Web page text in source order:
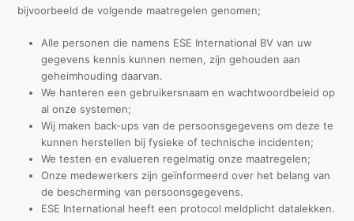
bijvoorbeeld de volgende maatregelen genomen;
Alle personen die namens ESE International BV van uw
gegevens kennis kunnen nemen, zijn gehouden aan
geheimhouding daarvan.
We hanteren een gebruikersnaam en wachtwoordbeleid op
al onze systemen;
Wij maken back-ups van de persoonsgegevens om deze te
kunnen herstellen bij fysieke of technische incidenten;
We testen en evalueren regelmatig onze maatregelen;
Onze medewerkers zijn geïnformeerd over het belang van
de bescherming van persoonsgegevens.
ESE International heeft een protocol meldplicht datalekken.